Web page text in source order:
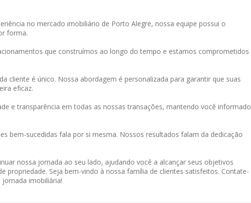
no mercado imobiliário de Porto Alegre, nossa equipe possui o
forma.
que construímos ao longo do tempo e estamos comprometidos
cliente é único. Nossa abordagem é personalizada para garantir que suas
eficaz.
e transparência em todas as nossas transações, mantendo você informado
bem-sucedidas fala por si mesma. Nossos resultados falam da dedicação
nossa jornada ao seu lado, ajudando você a alcançar seus objetivos
propriedade. Seja bem-vindo à nossa família de clientes satisfeitos. Contate-
imobiliária!